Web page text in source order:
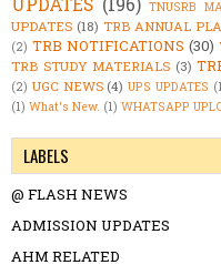
TNUSRB
UPDATES (18) TRB ANNUAL
(2) TRB NOTIFICATIONS (30)
TRB STUDY MATERIALS (3)
(2) UGC NEWS (4) UPS UPDATES
(1) What's New. (1) WHATSAPP
LABELS
@ FLASH NEWS
ADMISSION UPDATES
AHM RELATED